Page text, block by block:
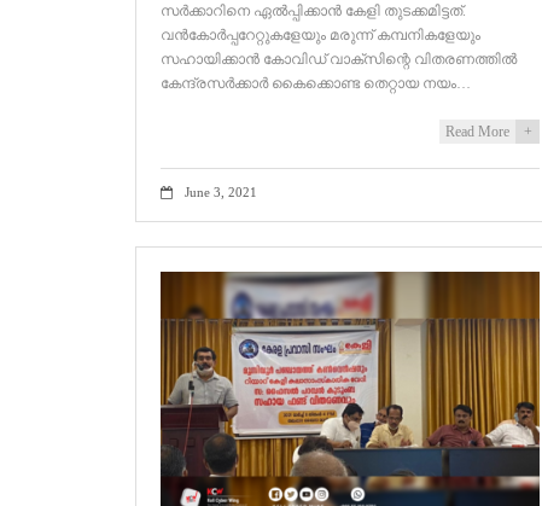
സർക്കാറിനെ ഏൽപ്പിക്കാൻ കേളി തുടക്കമിട്ടത്.
വൻകോർപ്പറേറ്റുകളേയും മരുന്ന് കമ്പനികളേയും
സഹായിക്കാൻ കോവിഡ് വാക്സിന്റെ വിതരണത്തിൽ
കേന്ദ്രസർക്കാർ കൈക്കൊണ്ട തെറ്റായ നയം…
Read More +
June 3, 2021